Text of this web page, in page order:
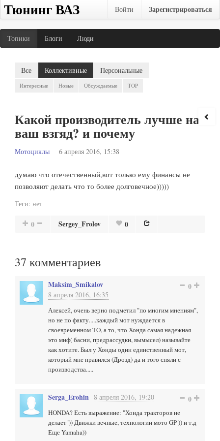
Тюнинг ВАЗ Войти Зарегистрироваться
Топики Блоги Люди
Все Коллективные Персональные
Интересные Новые Обсуждаемые TOP
Какой производитель лучше на
ваш взгяд? и почему
Мотоциклы 6 апреля 2016, 15:38
думаю что отечественный,вот только ему финансы не
позволяют делать что то более долговечное)))))
Теги: нет
0 Sergey_Frolov 0
37 комментариев
Maksim_Smikalov
8 апреля 2016, 16:35
0
Алексей, очень верно подметил "по многим мнениям",
но не по факту.....каждый мот нуждается в
своевременном ТО, а то, что Хонда самая надежная -
это миф( басни, предрассудки, вымысел) называйте
как хотите. Был у Хонды один единственный мот,
который мне нравился (Дрозд) да и того сняли с
производства.....
Serga_Erohin 8 апреля 2016, 19:20 0
HONDA? Есть выражение: "Хонда тракторов не
делает")) Движки вечные, технологии мото GP )) и т.д
Еще Yamaha))